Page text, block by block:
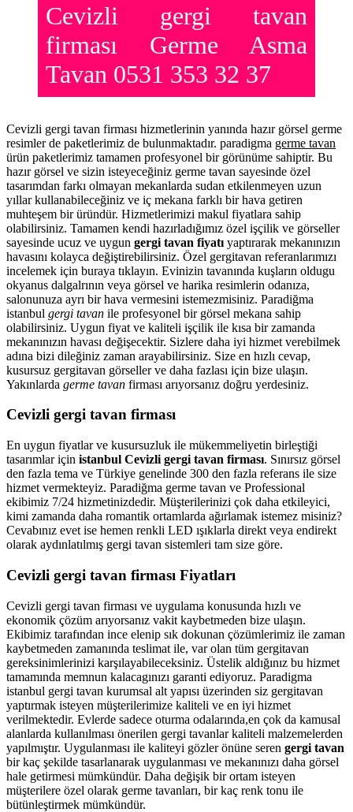
Cevizli gergi tavan
firması Germe Asma
Tavan 0531 353 32 37
Cevizli gergi tavan firması hizmetlerinin yanında hazır görsel germe
resimler de paketlerimiz de bulunmaktadır. paradigma germe tavan
ürün paketlerimiz tamamen profesyonel bir görünüme sahiptir. Bu
hazır görsel ve sizin isteyeceğiniz germe tavan sayesinde özel
tasarımdan farkı olmayan mekanlarda sudan etkilenmeyen uzun
yıllar kullanabileceğiniz ve iç mekana farklı bir hava getiren
muhteşem bir üründür. Hizmetlerimizi makul fiyatlara sahip
olabilirsiniz. Tamamen kendi hazırladığımız özel işçilik ve görseller
sayesinde ucuz ve uygun gergi tavan fiyatı yaptırarak mekanınızın
havasını kolayca değiştirebilirsiniz. Özel gergitavan referanlarımızı
incelemek için buraya tıklayın. Evinizin tavanında kuşların oldugu
okyanus dalgalrının veya görsel ve harika resimlerin odanıza,
salonunuza ayrı bir hava vermesini istemezmisiniz. Paradiğma
istanbul gergi tavan ile profesyonel bir görsel mekana sahip
olabilirsiniz. Uygun fiyat ve kaliteli işçilik ile kısa bir zamanda
mekanınızın havası değişecektir. Sizlere daha iyi hizmet verebilmek
adına bizi dileğiniz zaman arayabilirsiniz. Size en hızlı cevap,
kusursuz gergitavan görseller ve daha fazlası için bize ulaşın.
Yakınlarda germe tavan firması arıyorsanız doğru yerdesiniz.
Cevizli gergi tavan firması
En uygun fiyatlar ve kusursuzluk ile mükemmeliyetin birleştiği
tasarımlar için istanbul Cevizli gergi tavan firması. Sınırsız görsel
den fazla tema ve Türkiye genelinde 300 den fazla referans ile size
hizmet vermekteyiz. Paradiğma germe tavan ve Professional
ekibimiz 7/24 hizmetinizdedir. Müşterilerinizi çok daha etkileyici,
kimi zamanda daha romantik ortamlarda ağırlamak istemez misiniz?
Cevabınız evet ise hemen renkli LED ışıklarla direkt veya endirekt
olarak aydınlatılmış gergi tavan sistemleri tam size göre.
Cevizli gergi tavan firması Fiyatları
Cevizli gergi tavan firması ve uygulama konusunda hızlı ve
ekonomik çözüm arıyorsanız vakit kaybetmeden bize ulaşın.
Ekibimiz tarafından ince elenip sık dokunan çözümlerimiz ile zaman
kaybetmeden zamanında teslimat ile, var olan tüm gergitavan
gereksinimlerinizi karşılayabileceksiniz. Üstelik aldığınız bu hizmet
tamamında memnun kalacagınızı garanti ediyoruz. Paradigma
istanbul gergi tavan kurumsal alt yapısı üzerinden siz gergitavan
yaptırmak isteyen müşterilerimize kaliteli ve en iyi hizmet
verilmektedir. Evlerde sadece oturma odalarında,en çok da kamusal
alanlarda kullanılması önerilen gergi tavanlar kaliteli malzemelerden
yapılmıştır. Uygulanması ile kaliteyi gözler önüne seren gergi tavan
bir kaç şekilde tasarlanarak uygulanması ve mekanınızı daha görsel
hale getirmesi mümkündür. Daha değişik bir ortam isteyen
müşterilere özel olarak germe tavanları, bir kaç renk tonu ile
bütünleştirmek mümkündür.